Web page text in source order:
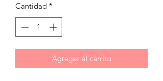
Cantidad *
Agregar al carrito